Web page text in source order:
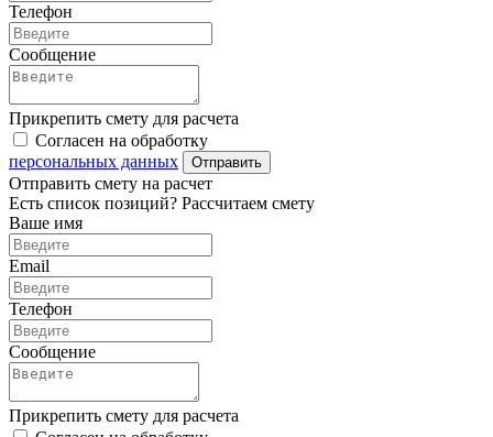
Телефон
Сообщение
Прикрепить смету для расчета
Согласен на обработку
персональных данных
Отправить
Отправить смету на расчет
Есть список позиций? Рассчитаем смету
Ваше имя
Email
Телефон
Сообщение
Прикрепить смету для расчета